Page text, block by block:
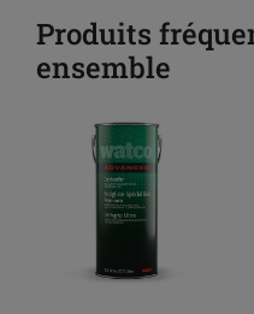
Produits
ensemble